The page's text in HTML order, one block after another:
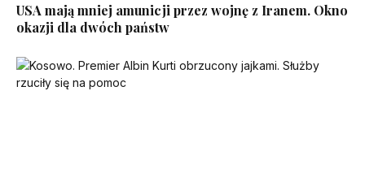
USA mają mniej amunicji przez wojnę z Iranem. Okno
okazji dla dwóch państw